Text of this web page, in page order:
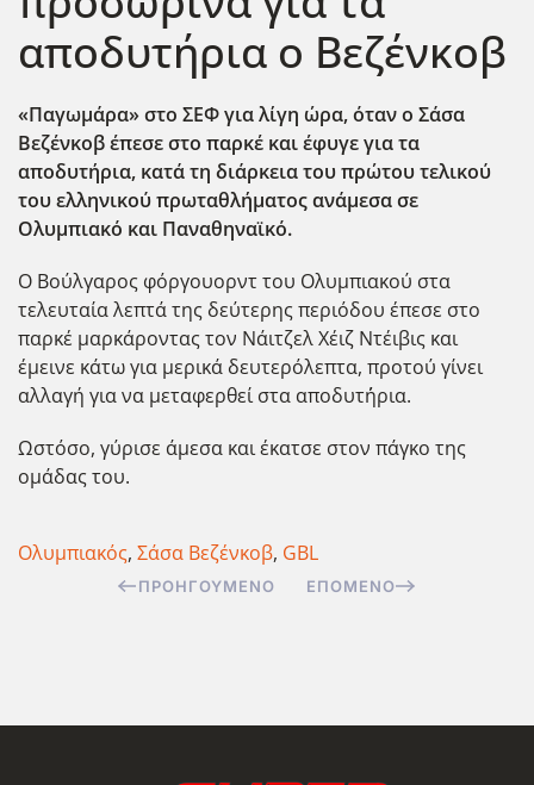
αποδυτήρια ο Βεζένκοβ
«Παγωμάρα» στο ΣΕΦ για λίγη ώρα, όταν ο Σάσα
Βεζένκοβ έπεσε στο παρκέ και έφυγε για τα
αποδυτήρια, κατά τη διάρκεια του πρώτου τελικού
του ελληνικού πρωταθλήματος ανάμεσα σε
Ολυμπιακό και Παναθηναϊκό.
Ο Βούλγαρος φόργουορντ του Ολυμπιακού στα
τελευταία λεπτά της δεύτερης περιόδου έπεσε στο
παρκέ μαρκάροντας τον Νάιτζελ Χέιζ Ντέιβις και
έμεινε κάτω για μερικά δευτερόλεπτα, προτού γίνει
αλλαγή για να μεταφερθεί στα αποδυτ΄΄ηρια.
Ωστόσο, γύρισε άμεσα και έκατσε στον πάγκο της
ομάδας του.
Ολυμπιακός, Σάσα Βεζένκοβ, GBL
ΠΡΟΗΓΟΎΜΕΝΟ ΕΠΌΜΕΝΟ